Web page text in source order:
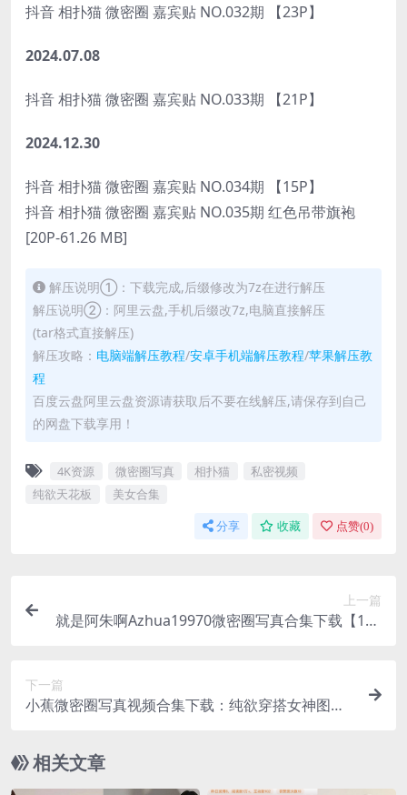
抖音 相扑猫 微密圈 嘉宾贴 NO.032期 【23P】
2024.07.08
抖音 相扑猫 微密圈 嘉宾贴 NO.033期 【21P】
2024.12.30
抖音 相扑猫 微密圈 嘉宾贴 NO.034期 【15P】
抖音 相扑猫 微密圈 嘉宾贴 NO.035期 红色吊带旗袍
[20P-61.26 MB]
解压说明①：下载完成,后缀修改为7z在进行解压
解压说明②：阿里云盘,手机后缀改7z,电脑直接解压
(tar格式直接解压)
解压攻略： 电脑端解压教程/安卓手机端解压教程/苹果解压教
程
百度云盘阿里云盘资源请获取后不要在线解压,请保存到自己
的网盘下载享用！
4K资源 微密圈写真 相扑猫
私密视频
纯欲天花板
美女合集
分享 收藏 点赞(0)
上一篇
就是阿朱啊Azhua19970微密圈写真合集下载【115
下一篇
小蕉微密圈写真视频合集下载：纯欲穿搭女神图集
相关文章